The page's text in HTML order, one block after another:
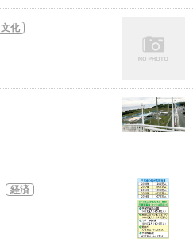
文化
経済